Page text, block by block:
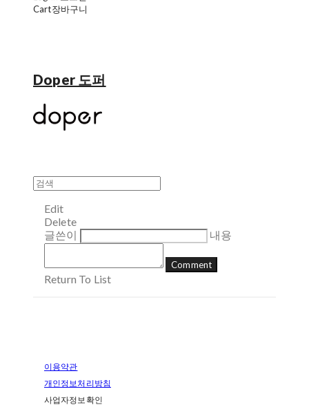
Cart장바구니
Doper 도퍼
Edit
Delete
글쓴이
내용
Comment
Return To List
이용약관
개인정보처리방침
사업자정보확인